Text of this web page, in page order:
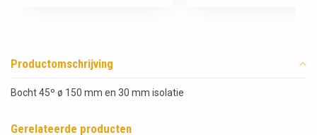
Productomschrijving
Bocht 45º ø 150 mm en 30 mm isolatie
Gerelateerde producten